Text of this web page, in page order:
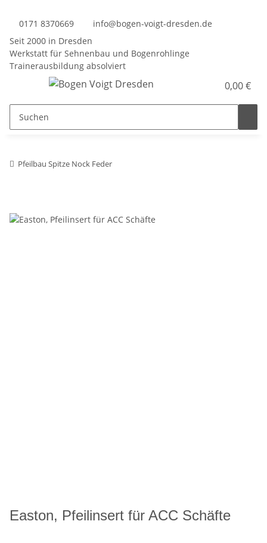
0171 8370669
info@bogen-voigt-dresden.de
Seit 2000 in Dresden
Werkstatt für Sehnenbau und Bogenrohlinge
Trainerausbildung absolviert
0,00 €
Pfeilbau Spitze Nock Feder
Easton, Pfeilinsert für ACC Schäfte